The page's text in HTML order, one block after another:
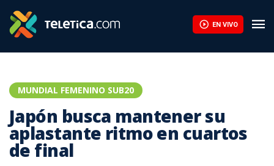
EN VIVO
MUNDIAL FEMENINO SUB20
Japón busca mantener su
aplastante ritmo en cuartos
de final